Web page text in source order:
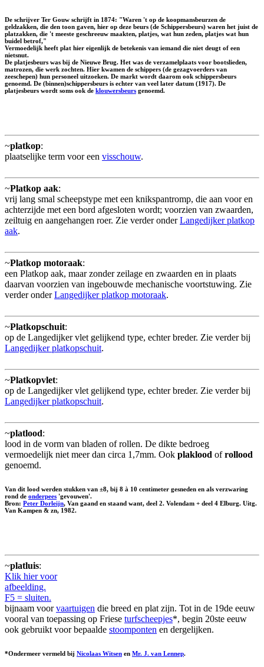
De schrijver Ter Gouw schrijft in 1874: "Waren 't op de koopmansbeurzen de
geldzakken, die den toon gaven, hier op deze beurs (de Schippersbeurs) waren het juist de
platzakken, die 't meeste geschreeuw maakten, platjes, wat hun zeden, platjes wat hun
buidel betrof,"
Vermoedelijk heeft plat hier eigenlijk de betekenis van iemand die niet deugt of een
nietsnut.
De platjesbeurs was bij de Nieuwe Brug. Het was de verzamelplaats voor bootslieden,
matrozen, die werk zochten. Hier kwamen de schippers (de gezagvoerders van
zeeschepen) hun personeel uitzoeken. De markt wordt daarom ook schippersbeurs
genoemd. De (binnen)schippersbeurs is echter van veel later datum (1917). De
platjesbeurs wordt soms ook de klouwersbeurs genoemd.
~platkop:
plaatselijke term voor een visschouw.
~Platkop aak:
vrij lang smal scheepstype met een knikspantromp, die aan voor en
achterzijde met een bord afgesloten wordt; voorzien van zwaarden,
zeiltuig en aangehangen roer. Zie verder onderLangedijker platkop
aak.
~Platkop motoraak:
een Platkop aak, maar zonder zeilage en zwaarden en in plaats
daarvan voorzien van ingebouwde mechanische voortstuwing. Zie
verder onderLangedijker platkop motoraak.
~Platkopschuit:
op de Langedijker vlet gelijkend type, echter breder. Zie verder bij
Langedijker platkopschuit.
~Platkopvlet:
op de Langedijker vlet gelijkend type, echter breder. Zie verder bij
Langedijker platkopschuit.
~platlood:
lood in de vorm van bladen of rollen. De dikte bedroeg
vermoedelijk niet meer dan circa 1,7mm. Ook plaklood ofrollood
genoemd.
Van dit lood werden stukken van ±8, bij 8 à 10 centimeter gesneden en als verzwaring
rond de onderpees 'gevouwen'.
Bron: Peter Dorleijn, Van gaand en staand want, deel 2. Volendam + deel 4 Elburg. Uitg.
Van Kampen & zn, 1982.
~platluis:
Klik hier voor
afbeelding.
F5 = sluiten.
bijnaam voorvaartuigen die breed en plat zijn. Tot in de 19de eeuw
vooral van toepassing op Friese turfscheepjes*, begin 20ste eeuw
ook gebruikt voor bepaalde stoomponten en dergelijken.
*Ondermeer vermeld bij Nicolaas Witsen en Mr. J. van Lennep.